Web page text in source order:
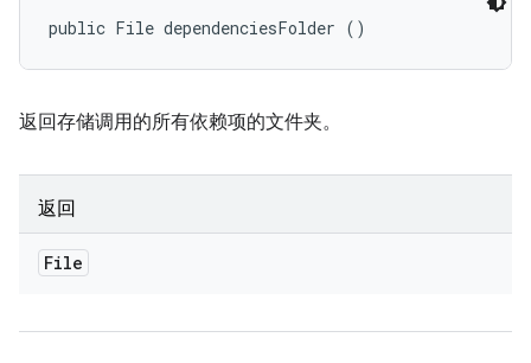
public File dependenciesFolder ()
返回存储调用的所有依赖项的文件夹。
返回
File